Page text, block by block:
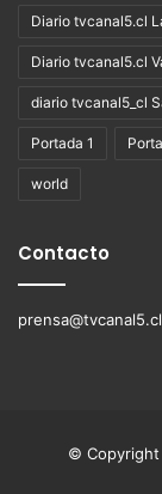
Diario tvcanal5.cl
Diario tvcanal5.cl
diario tvcanal5_cl
Portada 1
world
Contacto
prensa@tvcanal5.cl
© Copyright